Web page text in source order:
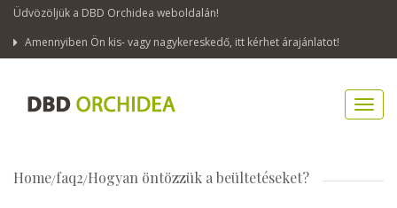
Üdvözöljük a DBD Orchidea weboldalán!
Amennyiben Ön kis- vagy nagykereskedő, itt kérhet árajánlatot!
Home faq2 Hogyan öntözzük a beültetéseket?